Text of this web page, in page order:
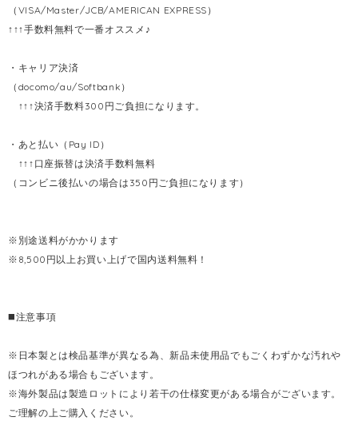
（VISA/Master/JCB/AMERICAN EXPRESS）
↑↑↑手数料無料で一番オススメ♪
・キャリア決済
（docomo/au/Softbank）
↑↑↑決済手数料300円ご負担になります。
・あと払い（Pay ID）
↑↑↑口座振替は決済手数料無料
（コンビニ後払いの場合は350円ご負担になります）
※別途送料がかかります
※8,500円以上お買い上げで国内送料無料！
◼️注意事項
※日本製とは検品基準が異なる為、新品未使用品でもごくわずかな汚れや
ほつれがある場合もございます。
※海外製品は製造ロットにより若干の仕様変更がある場合がございます。
ご理解の上ご購入ください。